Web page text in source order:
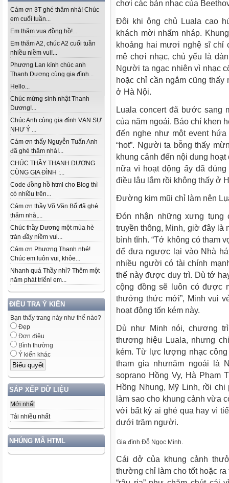
Cám ơn 3T ghé thăm nhà! Chúc
em cuối tuần...
Em thăm vua đồng hồ!...
Em thăm A2, chúc A2 cuối tuần
nhiều niềm vui!...
Phương Lan kính chúc anh
Thanh Dương cùng gia đình...
Hello...
Chúc mừng sinh nhật Thanh
Dương!...
Chúc Anh cùng gia đình VẠN SỰ
NHƯ Ý ...
Cám ơn thấy Nguyễn Tuấn Anh
đã ghé thăm nhà!...
CHÚC THẦY THANH DƯƠNG
CÙNG GIA ĐÌNH :...
Code đồng hồ html cho Blog thì
có nhiều trên...
Cám ơn thầy Võ Văn Bổ đã ghé
thăm nhà,...
Chúc thầy Dương một mùa hè
tràn đầy niềm vui...
Cám ơn Phương Thanh nhé!
Chúc em luôn vui, khỏe...
Nhanh quá Thầy nhỉ? Thêm một
năm phát triển! em...
ĐIỀU TRA Ý KIẾN
Bạn thấy trang này như thế nào?
Đẹp
Đơn điệu
Bình thường
Ý kiến khác
SẮP XẾP DỮ LIỆU
Mới nhất
Tải nhiều nhất
NHÚNG MÃ HTML
chơi các bản nhạc của
Đôi khi ông chủ Luala cao
khách mời nhấm nháp.
khoảng hai mươi nghệ sĩ chỉ
mê chơi nhạc, chủ yếu là
Người ta ngạc nhiên vì nhạc
hoặc chỉ cần ngắm cũng
ở Hà Nội.
Luala concert đã bước sang
của năm ngoái. Báo chí khen
đến nghe như một event
“hot”. Người ta bỗng thấy
khung cảnh đến nội dung
nữa vì hoạt động ấy đã
điều lâu lắm rồi không thấy ở
Đường kim mũi chỉ làm nên
Đón nhận những xưng tụng
truyền thông, Minh, giờ đây là
bình tĩnh. “Tớ không có tham
để đưa ngược lại vào Nhà
nhiều người có tài chính
thế này được duy trì. Dù tớ
cộng đồng sẽ luôn có được
thưởng thức mới”, Minh vui
hoạt động tốn kém này.
Dù như Minh nói, chương
thương hiệu Luala, nhưng
kém. Từ lực lượng nhạc
tham gia nhưnăm ngoái là
soprano Hồng Vy, Hà Phạm
Hồng Nhung, Mỹ Linh, rồi
làm sao cho khung cảnh vừa
với bất kỳ ai ghé qua hay vì
dưới trăm người.
Gia đình Đỗ Ngọc Minh.
Cái dở của khung cảnh
thường chỉ làm cho tốt hoặc